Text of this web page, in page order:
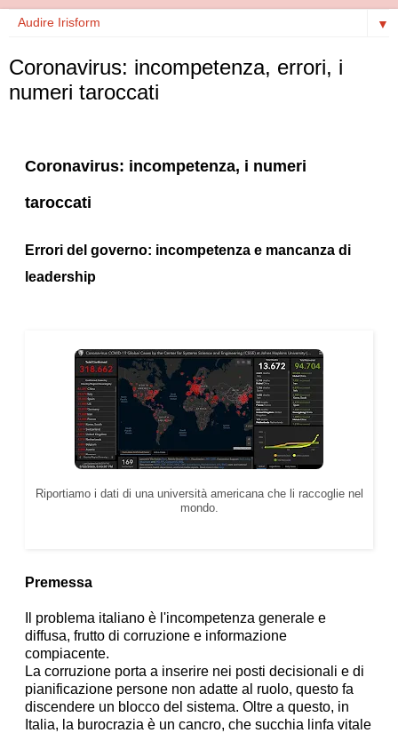
▼
Coronavirus: incompetenza, errori, i
numeri taroccati
Coronavirus: incompetenza, i numeri
taroccati
Errori del governo: incompetenza e mancanza di
leadership
Riportiamo i dati di una università americana che li raccoglie nel
mondo.
Premessa
Il problema italiano è l'incompetenza generale e
diffusa, frutto di corruzione e informazione
compiacente.
La corruzione porta a inserire nei posti decisionali e di
pianificazione persone non adatte al ruolo, questo fa
discendere un blocco del sistema. Oltre a questo, in
Italia, la burocrazia è un cancro, che succhia linfa vitale